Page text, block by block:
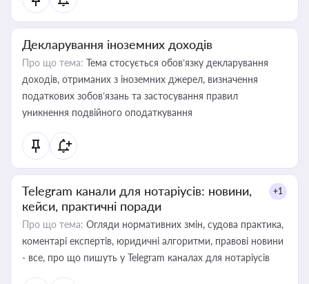
Декларування іноземних доходів
Про що тема: Тема стосується обов’язку декларування
доходів, отриманих з іноземних джерел, визначення
податкових зобов’язань та застосування правил
уникнення подвійного оподаткування
Telegram канали для нотаріусів: новини,
кейси, практичні поради
+1
Про що тема: Огляди нормативних змін, судова практика,
коментарі експертів, юридичні алгоритми, правові новини
- все, про що пишуть у Telegram каналах для нотаріусів